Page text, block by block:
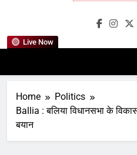
Live Now
Home
Politics
Ballia : बलिया विधानसभा के
बयान